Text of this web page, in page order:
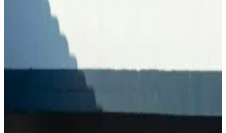
Palmolive Sabun Çeşitleri ve Özellikleri Günlük
Hijyen ve Bakımda Güvenilir Seçenekler
Palmolive’nin çeşitli sabun serileri, doğal içerikleri ve hijyen odaklı
özellikleriyle günlük bakımda güvenilir tercihlerinizi sunar. Her cilt
tipine uygun seçenekler mevcuttur.
Keten Tohumu Çayı Nasıl Yapılır ve Sağlığa
Keten tohumu çayı, doğal içerikleriyle sindirimi kolaylaştırır,
bağırsak sağlığını destekler. Kolayca hazırlanabilen bu içecek,